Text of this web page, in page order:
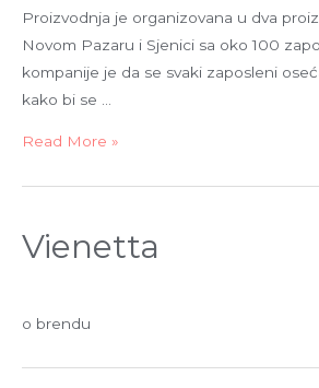
Proizvodnja je organizovana u dva
Novom Pazaru i Sjenici sa oko 100
kompanije je da se svaki zaposleni
kako bi se …
Read More »
Vienetta
o brendu